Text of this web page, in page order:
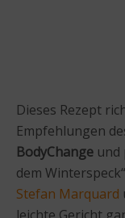
Dieses Rezept
Empfehlungen
BodyChange und
dem
Stefan Marquard
leichte Gericht